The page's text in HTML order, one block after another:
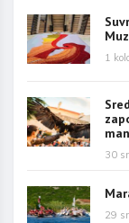
1
30
29